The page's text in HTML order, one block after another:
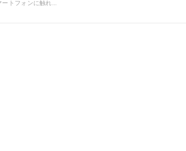
ートフォンに触れ...